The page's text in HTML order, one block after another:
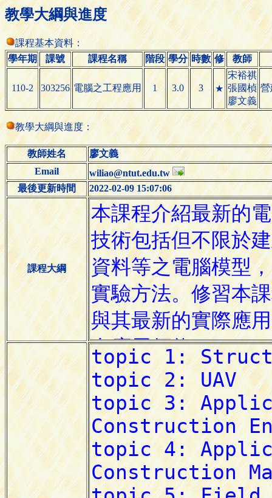
教學大綱與進度
課程基本資料：
學年期
課號 課程名稱 階段 學分 時數 修 教師
110-2 303256 電腦之工程應用 1 3.0 3 ★
宋裕祺
張國楨
廖文義
營
教學大綱與進度：
教師姓名
廖文義
Email
wiliao@ntut.edu.tw
最後更新時間
2022-02-09 15:07:06
課程大綱